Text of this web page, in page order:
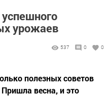
урожаев
537 0 0
полезных советов
весна, и это